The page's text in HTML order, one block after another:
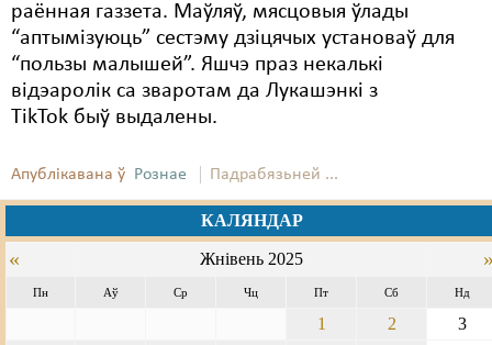
раённая газзета. Маўляў, мясцовыя ўлады
“аптымізуюць” сестэму дзіцячых установаў для
“пользы малышей”. Яшчэ праз некалькі
відэаролік са зваротам да Лукашэнкі з
TikTok быў выдалены.
Апублікавана ў Рознае Падрабязьней ...
КАЛЯНДАР
« Жнівень 2025
Пн Аў Ср Чц Пт Сб Нд
1 2
3